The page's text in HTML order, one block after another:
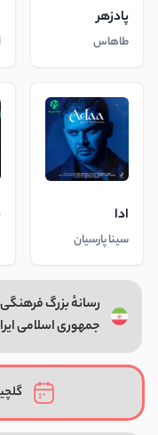
پادزهر
طاهاس
ادا
سینا پارسیان
رسانهٔ بزرگ
جمهوری اسلامی